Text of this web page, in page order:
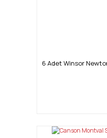
6 Adet Winsor